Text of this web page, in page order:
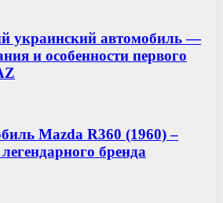
украинский автомобиль —
и особенности первого
Mazda R360 (1960) –
бренда